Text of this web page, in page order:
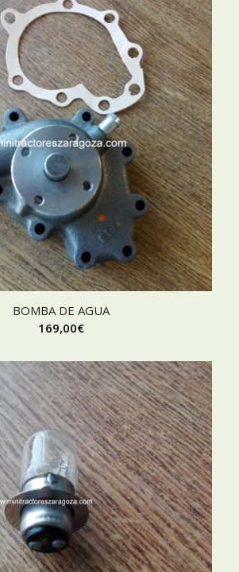
BOMBA DE AGUA
169,00€